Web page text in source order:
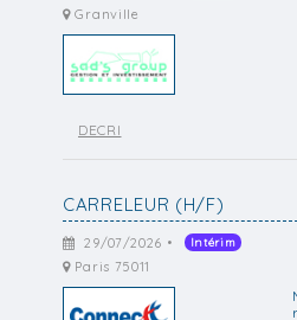
Granville
DECRI
CARRELEUR (H/F)
29/07/2026 • Intérim
Paris 75011